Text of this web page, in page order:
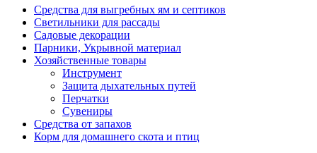
Средства для выгребных ям и септиков
Светильники для рассады
Садовые декорации
Парники, Укрывной материал
Хозяйственные товары
Инструмент
Защита дыхательных путей
Перчатки
Сувениры
Средства от запахов
Корм для домашнего скота и птиц